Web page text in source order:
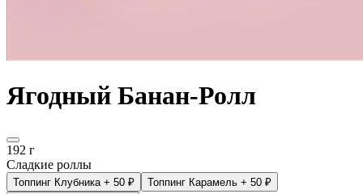
Ягодный Банан-Ролл
192 г
Сладкие роллы
Топпинг Клубника + 50 ₽ Топпинг Карамель + 50 ₽